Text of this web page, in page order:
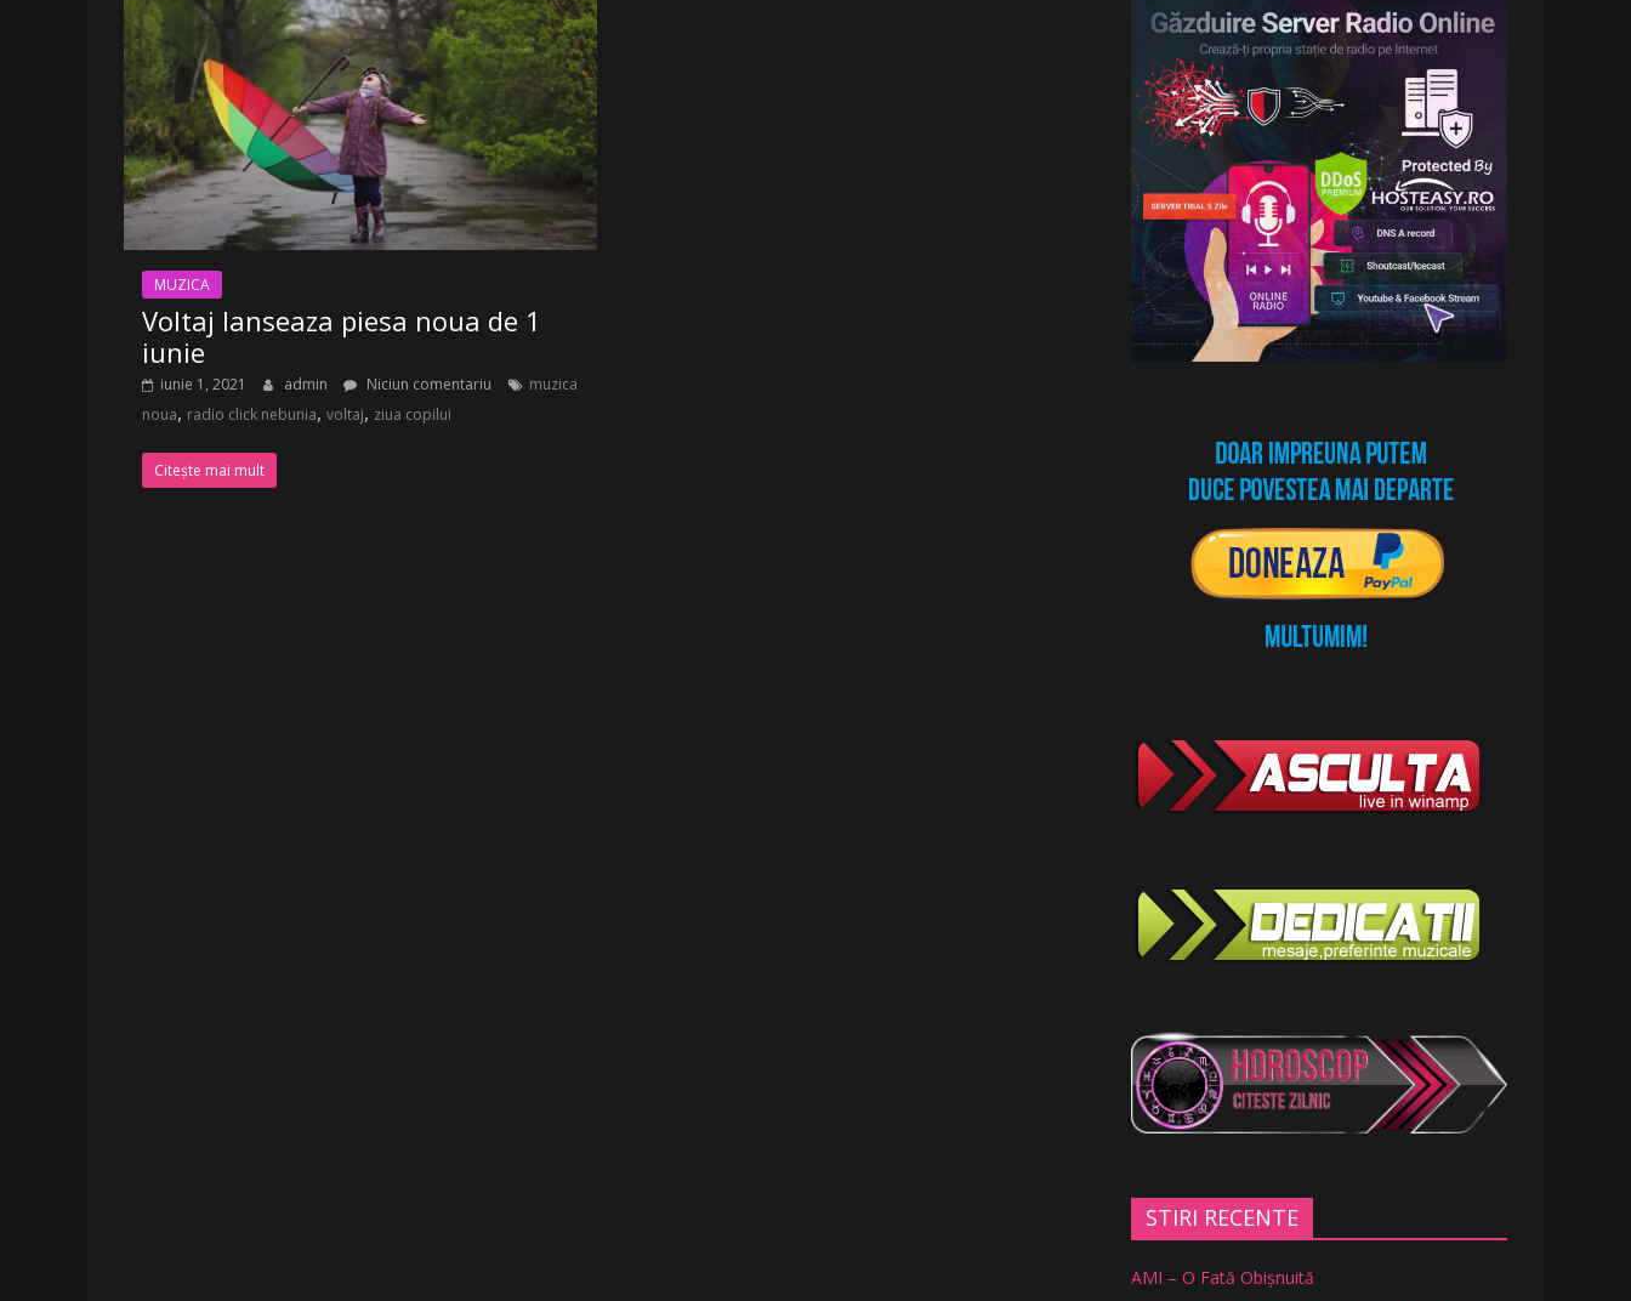
LA
Radio
Belea
Romania
|
www.radiobelea.ro
MUZICA
Voltaj lanseaza piesa noua de 1
iunie
iunie 1, 2021 admin Niciun comentariu
muzica
noua, radio click nebunia, voltaj, ziua copilui
Citește mai mult
STIRI RECENTE
AMI – O Fată Obişnuită